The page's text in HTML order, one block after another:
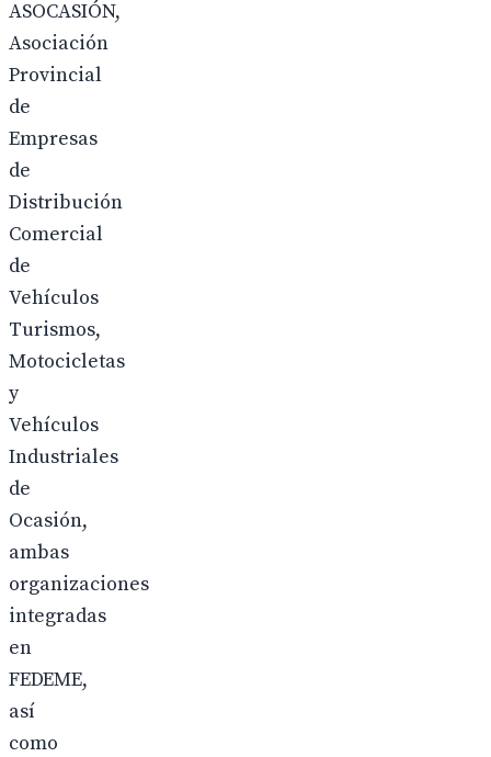
ASOCASIÓN,
Asociación
Provincial
de
Empresas
de
Distribución
Comercial
de
Vehículos
Turismos,
Motocicletas
y
Vehículos
Industriales
de
Ocasión,
ambas
organizaciones
integradas
en
FEDEME,
así
como